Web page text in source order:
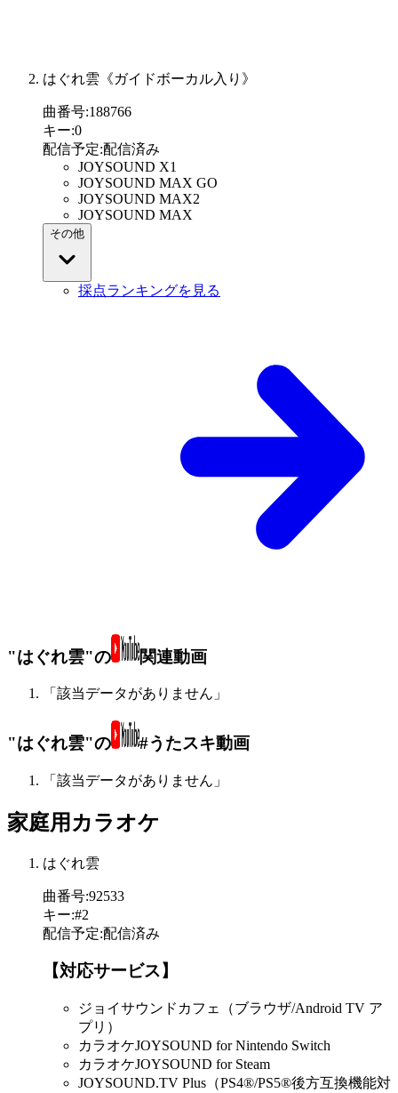
はぐれ雲《ガイドボーカル入り》
曲番号:188766
キー:0
配信予定:配信済み
JOYSOUND X1
JOYSOUND MAX GO
JOYSOUND MAX2
JOYSOUND MAX
その他
採点ランキングを見る
"はぐれ雲"の 関連動画
「該当データがありません」
"はぐれ雲"の #うたスキ動画
「該当データがありません」
家庭用カラオケ
はぐれ雲
曲番号:92533
キー:#2
配信予定:配信済み
【対応サービス】
ジョイサウンドカフェ（ブラウザ/Android TV ア
プリ）
カラオケJOYSOUND for Nintendo Switch
カラオケJOYSOUND for Steam
JOYSOUND.TV Plus（PS4®/PS5®後方互換機能対